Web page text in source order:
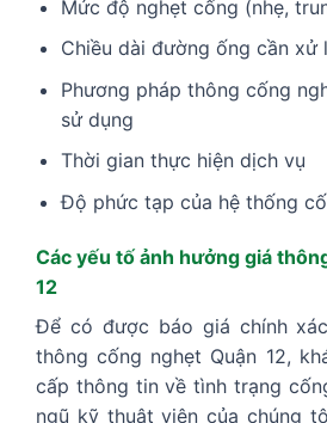
Mức độ nghẹt cống (nhẹ,
Chiều dài đường ống cần xử
Phương pháp thông cống
sử dụng
Thời gian thực hiện dịch vụ
Độ phức tạp của hệ thống
Các yếu tố ảnh hưởng giá
12
Để có được báo giá chính
thông cống nghẹt Quận 12,
cấp thông tin về tình trạng
ngũ kỹ thuật viên của chúng